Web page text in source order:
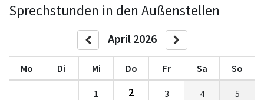
Sprechstunden in den Außenstellen
April 2026
Mo Di Mi Do Fr Sa So
1 2 3 4 5